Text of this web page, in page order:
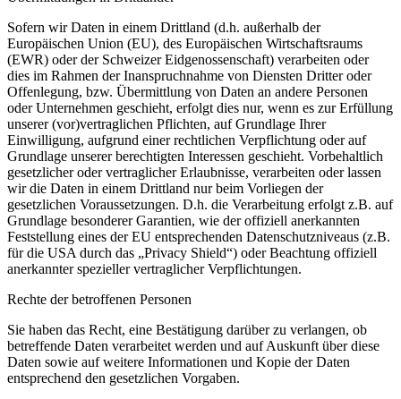
Sofern wir Daten in einem Drittland (d.h. außerhalb der
Europäischen Union (EU), des Europäischen Wirtschaftsraums
(EWR) oder der Schweizer Eidgenossenschaft) verarbeiten oder
dies im Rahmen der Inanspruchnahme von Diensten Dritter oder
Offenlegung, bzw. Übermittlung von Daten an andere Personen
oder Unternehmen geschieht, erfolgt dies nur, wenn es zur Erfüllung
unserer (vor)vertraglichen Pflichten, auf Grundlage Ihrer
Einwilligung, aufgrund einer rechtlichen Verpflichtung oder auf
Grundlage unserer berechtigten Interessen geschieht. Vorbehaltlich
gesetzlicher oder vertraglicher Erlaubnisse, verarbeiten oder lassen
wir die Daten in einem Drittland nur beim Vorliegen der
gesetzlichen Voraussetzungen. D.h. die Verarbeitung erfolgt z.B. auf
Grundlage besonderer Garantien, wie der offiziell anerkannten
Feststellung eines der EU entsprechenden Datenschutzniveaus (z.B.
für die USA durch das „Privacy Shield“) oder Beachtung offiziell
anerkannter spezieller vertraglicher Verpflichtungen.
Rechte der betroffenen Personen
Sie haben das Recht, eine Bestätigung darüber zu verlangen, ob
betreffende Daten verarbeitet werden und auf Auskunft über diese
Daten sowie auf weitere Informationen und Kopie der Daten
entsprechend den gesetzlichen Vorgaben.